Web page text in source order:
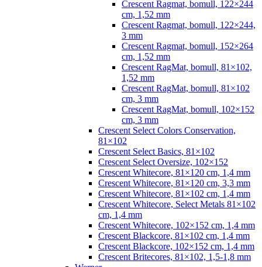
Crescent Ragmat, bomull, 122×244
cm, 1,52 mm
Crescent Ragmat, bomull, 122×244,
3 mm
Crescent Ragmat, bomull, 152×264
cm, 1,52 mm
Crescent RagMat, bomull, 81×102,
1,52 mm
Crescent RagMat, bomull, 81×102
cm, 3 mm
Crescent RagMat, bomull, 102×152
cm, 3 mm
Crescent Select Colors Conservation,
81×102
Crescent Select Basics, 81×102
Crescent Select Oversize, 102×152
Crescent Whitecore, 81×120 cm, 1,4 mm
Crescent Whitecore, 81×120 cm, 3,3 mm
Crescent Whitecore, 81×102 cm, 1,4 mm
Crescent Whitecore, Select Metals 81×102
cm, 1,4 mm
Crescent Whitecore, 102×152 cm, 1,4 mm
Crescent Blackcore, 81×102 cm, 1,4 mm
Crescent Blackcore, 102×152 cm, 1,4 mm
Crescent Britecores, 81×102, 1,5-1,8 mm